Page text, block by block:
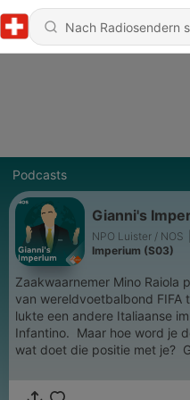
Podcasts
Gianni's
NPO Luister / NOS
Imperium (S03)
Zaakwaarnemer Mino Raiola
van wereldvoetbalbond FIFA
lukte een andere Italiaanse
Infantino. Maar hoe word je
wat doet die positie met je? Guido van Gorp duikt met zijn
team in vijf afleveringen in